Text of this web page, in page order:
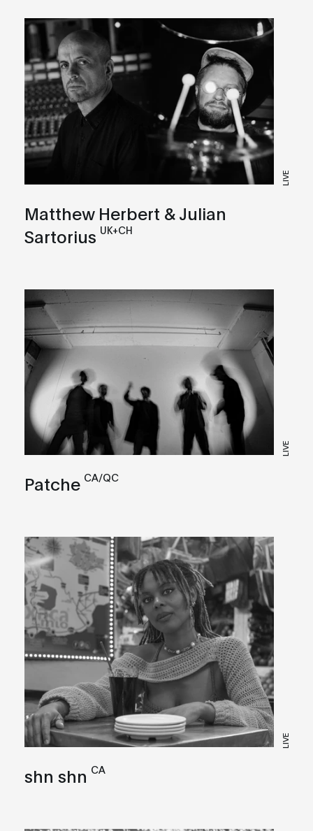
LIVE
Matthew Herbert & Julian
Sartorius UK+CH
LIVE
Patche CA/QC
LIVE
shn shn CA